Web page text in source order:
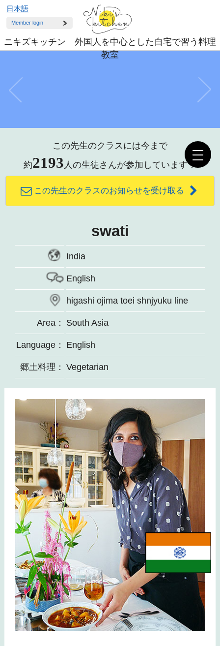
ニキズキッチン 外国人を中心とした自宅で習う料理
教室
日本語
Member login
この先生のクラスには今まで
約2193 人の生徒さんが参加しています！
この先生のクラスのお知らせを受け取る
swati
India
English
higashi ojima toei shnjyuku line
Area： South Asia
Language： English
郷土料理： Vegetarian